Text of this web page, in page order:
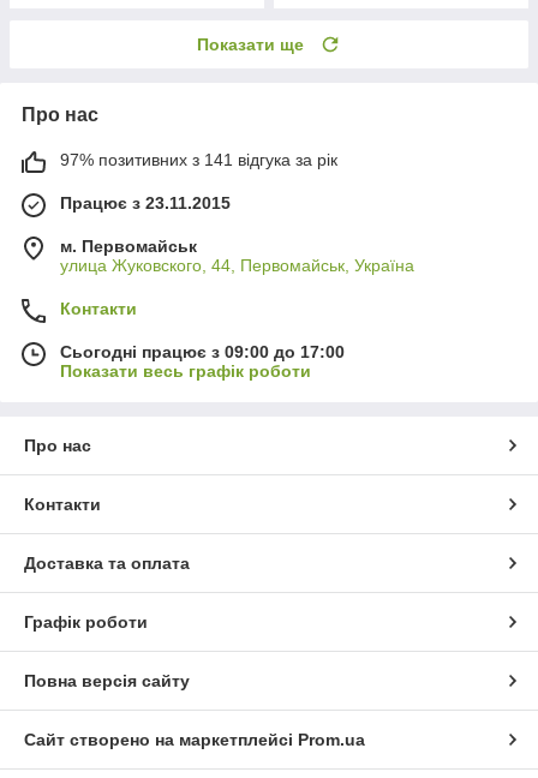
Показати ще
Про нас
97% позитивних з 141 відгука за рік
Працює з 23.11.2015
м. Первомайськ
улица Жуковского, 44, Первомайськ, Україна
Контакти
Сьогодні працює з 09:00 до 17:00
Показати весь графік роботи
Про нас
Контакти
Доставка та оплата
Графік роботи
Повна версія сайту
Сайт створено на маркетплейсі Prom.ua